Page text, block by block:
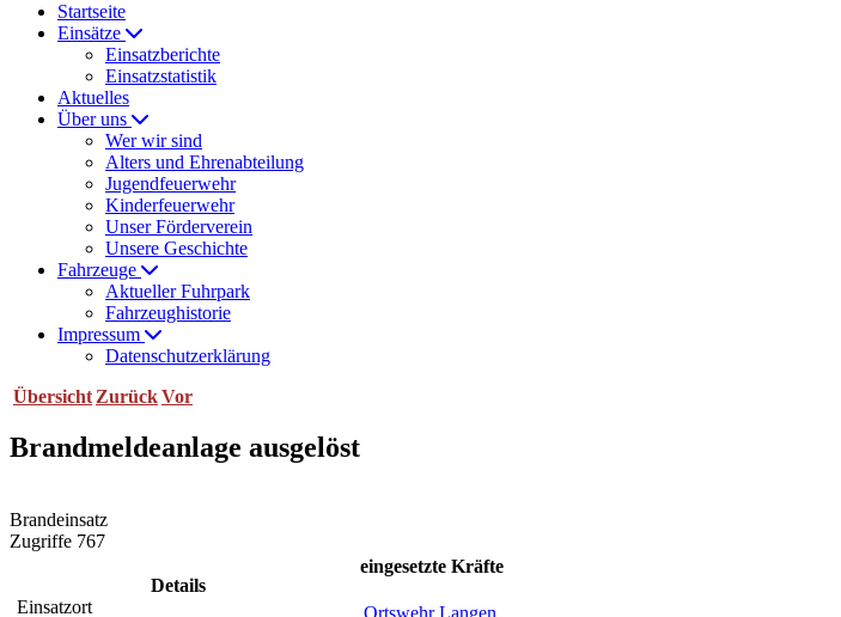
Startseite
Einsätze
Einsatzberichte
Einsatzstatistik
Aktuelles
Über uns
Wer wir sind
Alters und Ehrenabteilung
Jugendfeuerwehr
Kinderfeuerwehr
Unser Förderverein
Unsere Geschichte
Fahrzeuge
Aktueller Fuhrpark
Fahrzeughistorie
Impressum
Datenschutzerklärung
Übersicht ZurückVor
Brandmeldeanlage ausgelöst
Brandeinsatz
Zugriffe 767
Einsatzort
Details
eingesetzte Kräfte
Ortswehr Langen